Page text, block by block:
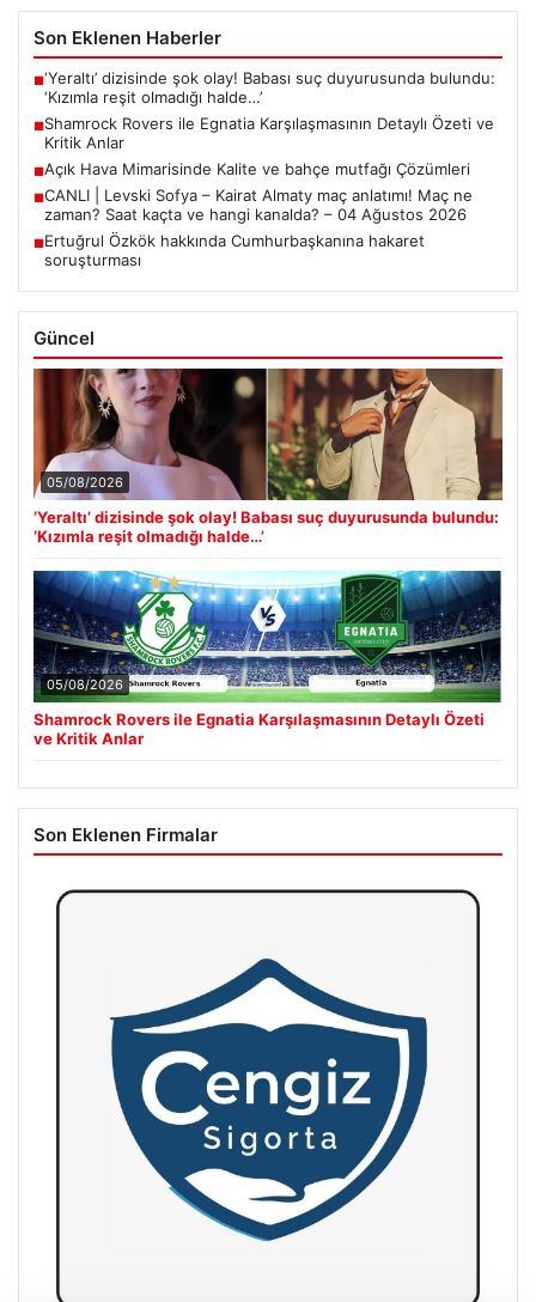
Son Eklenen Haberler
■‘Yeraltı’ dizisinde şok olay! Babası suç duyurusunda bulundu:
‘Kızımla reşit olmadığı halde…’
■Shamrock Rovers ile Egnatia Karşılaşmasının Detaylı Özeti ve
Kritik Anlar
■Açık Hava Mimarisinde Kalite ve bahçe mutfağı Çözümleri
■CANLI | Levski Sofya – Kairat Almaty maç anlatımı! Maç ne
zaman? Saat kaçta ve hangi kanalda? – 04 Ağustos 2026
■Ertuğrul Özkök hakkında Cumhurbaşkanına hakaret
soruşturması
Güncel
05/08/2026
‘Yeraltı’ dizisinde şok olay! Babası suç duyurusunda bulundu:
‘Kızımla reşit olmadığı halde…’
05/08/2026
Shamrock Rovers ile Egnatia Karşılaşmasının Detaylı Özeti
ve Kritik Anlar
Son Eklenen Firmalar